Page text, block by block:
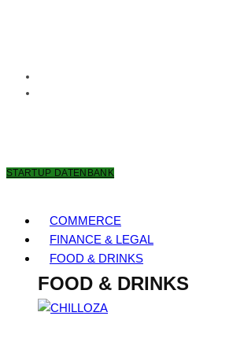
STARTUP DATENBANK
COMMERCE
FINANCE & LEGAL
FOOD & DRINKS
FOOD & DRINKS